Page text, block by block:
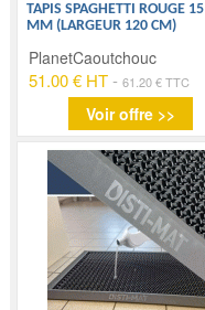
TAPIS SPAGHETTI ROUGE 15
MM (LARGEUR 120 CM)
PlanetCaoutchouc
51.00 € HT -61.20 € TTC
Voir offre >>